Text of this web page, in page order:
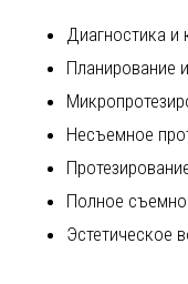
Диагностика и
Планирование
Несъемное
Полное
Эстетическое